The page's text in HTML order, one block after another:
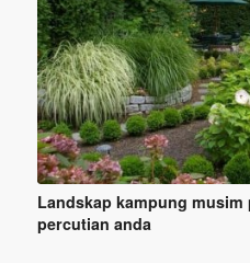
Landskap kampung
percutian anda